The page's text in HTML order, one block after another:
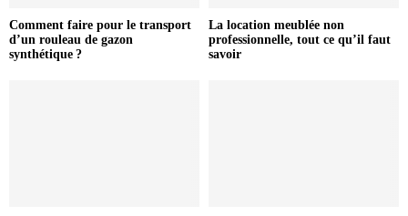
Comment faire pour le transport
d’un rouleau de gazon
synthétique ?
La location meublée non
professionnelle, tout ce qu’il faut
savoir